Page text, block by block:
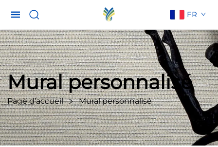
FR
Mural personnalisé
Page d’accueil Mural personnalisé